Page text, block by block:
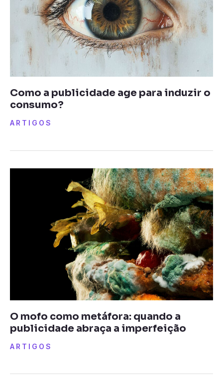
Como a publicidade age para induzir o
consumo?
ARTIGOS
O mofo como metáfora: quando a
publicidade abraça a imperfeição
ARTIGOS